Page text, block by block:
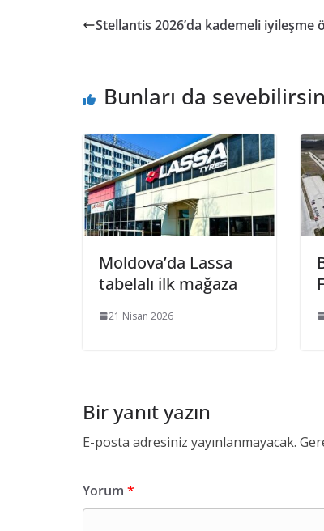
Stellantis 2026’da kademeli iyileşme
Bunları da
Moldova’da Lassa
tabelalı ilk mağaza
21 Nisan 2026
Bir yanıt yazın
E-posta adresiniz yayınlanmayacak.
Yorum *